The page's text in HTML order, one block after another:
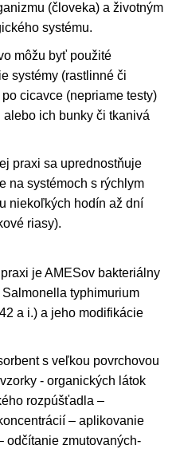
(človeka) a životným
systému.
môžu byť použité
systémy (rastlinné či
cicavce (nepriame testy)
ich bunky či tkanivá
praxi sa uprednostňuje
na systémoch s rýchlym
niekoľkých hodín až dní
riasy).
je AMESov bakteriálny
typhimurium
a i.) a jeho modifikácie
s veľkou povrchovou
- organických látok
rozpúšťadla –
– aplikovanie
odčítanie zmutovaných-